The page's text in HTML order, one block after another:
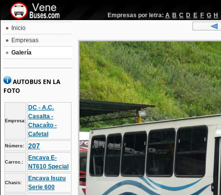
Empresas por letra: A B C D E F G H
Inicio
Empresas
Galería
AUTOBUS EN LA
FOTO
Empresa:
DC - A.C.
Casalta -
Chacaíto -
Cafetal
Número: 207
Carroc.:
Encava E-
NT610 Special
Chasis:
Encava Isuzu
Serie 600